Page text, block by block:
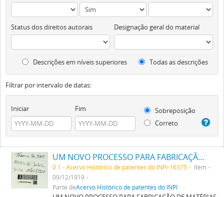
Status dos direitos autorais Designação geral do material
Descrições em níveis superiores Todas as descrições
Filtrar por intervalo de datas:
Iniciar Fim
Sobreposição
Correto
UM NOVO PROCESSO PARA FABRICAÇÃO DE MATERIAS CORANTES PRETAS CONTENDO ENXOFRE PARA TINGIR ALGODÃO
0.1 - Acervo Histórico de patentes do INPI-16375
Item
09/12/1919
Parte deAcervo Histórico de patentes do INPI